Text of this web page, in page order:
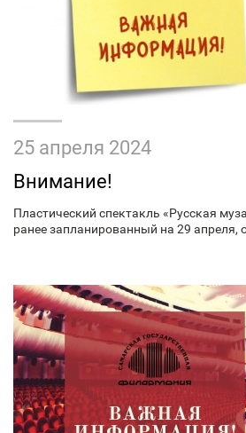
25 апреля 2024
Внимание!
Пластический спектакль «Русская
ранее запланированный на 29 апреля,